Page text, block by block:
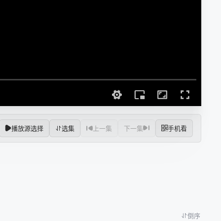
播放源选择 选集 上一集 下一集 手机看
倒序